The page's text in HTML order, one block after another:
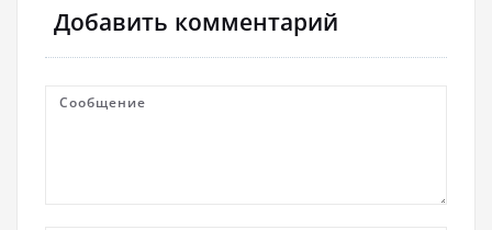
Добавить комментарий